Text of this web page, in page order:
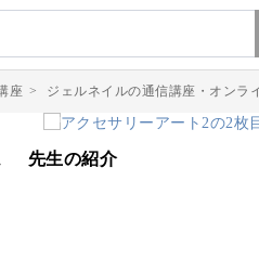
座 > ジェルネイルの通信講座・オンラ
先生の紹介